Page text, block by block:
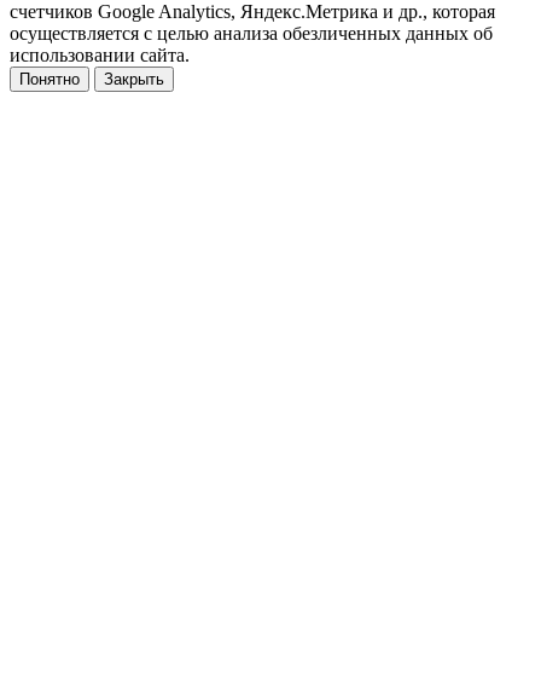
счетчиков Google Analytics, Яндекс.Метрика и др., которая
осуществляется с целью анализа обезличенных данных об
использовании сайта.
Понятно Закрыть